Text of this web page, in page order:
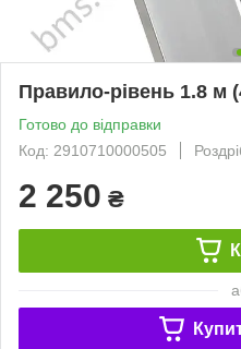
Правило-рівень 1.8 м
Готово до відправки
Код: 2910710000505
2 250 ₴